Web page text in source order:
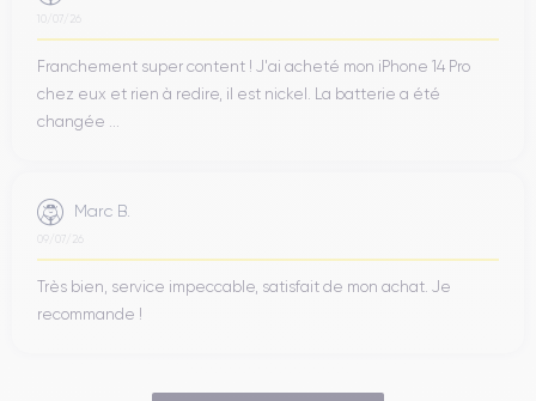
10/07/26
Franchement super content ! J'ai acheté mon iPhone 14 Pro
chez eux et rien à redire, il est nickel. La batterie a été
changée ...
Marc B.
09/07/26
Très bien, service impeccable, satisfait de mon achat. Je
recommande !